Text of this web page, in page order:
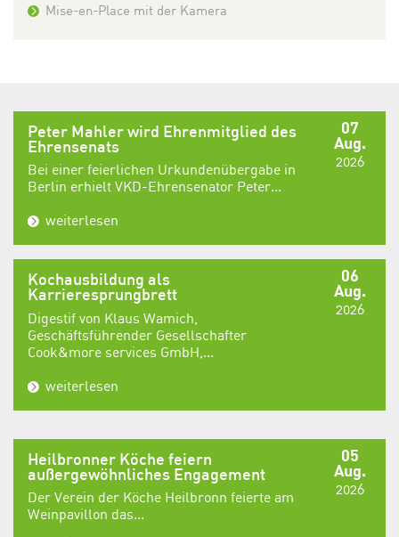
Mise-en-Place mit der Kamera
07
Aug.
2026
Peter Mahler wird Ehrenmitglied des
Ehrensenats
Bei einer feierlichen Urkundenübergabe in
Berlin erhielt VKD-Ehrensenator Peter...
weiterlesen
06
Aug.
2026
Kochausbildung als
Karrieresprungbrett
Digestif von Klaus Wamich,
Geschäftsführender Gesellschafter
Cook&more services GmbH,...
weiterlesen
05
Aug.
2026
Heilbronner Köche feiern
außergewöhnliches Engagement
Der Verein der Köche Heilbronn feierte am
Weinpavillon das...